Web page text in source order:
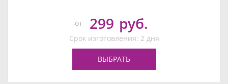
от 299 руб.
Срок изготовления: 2 дня
ВЫБРАТЬ